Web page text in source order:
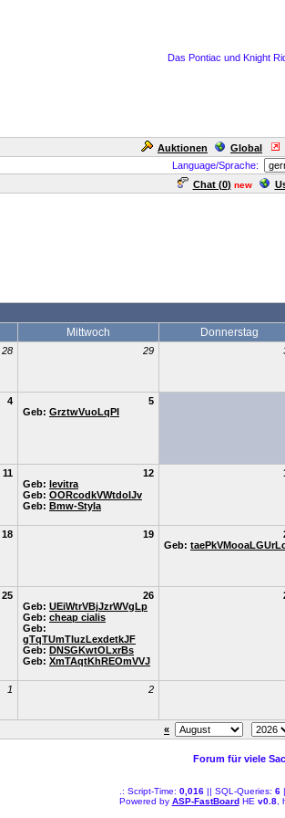
Das Pontiac und Knight
Auktionen Global
Language/Sprache:
Chat (0) new
Mittwoch Donnerstag
28 29
4
5
Geb: GrztwVuoLqPI
11
12
Geb: levitra
Geb: OORcodkVWtdoIJv
Geb: Bmw-Styla
18
19
Geb:
25
26
Geb: UEiWtrVBjJzrWVgLp
Geb: cheap cialis
Geb:
gTqTUmTIuzLexdetkJF
Geb: DNSGKwtOLxrBs
Geb: XmTAqtKhREOmVVJ
1 2
«
Forum für viele
.: Script-Time: 0,016|| SQL-Queries: 6
Powered by ASP-FastBoardHE v0.8,